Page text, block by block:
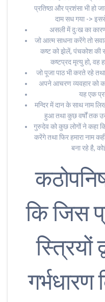
प्रतिष्ठा और प्रशंसा भी हो
दाम सध गया ->
असली में दुःख का
जो आत्म साधना करेंगे तो
कष्ट को झेलें, पंचकोश की
कष्टप्रद मृत्यु हो, वह
जो पूजा पाठ भी करते रहे
अपने आचरण व्यवहार को
यह एक
मन्दिर में दान के साथ नाम
हुआ तथा कुछ वर्षों तक
गुरुदेव को कुछ लोगों ने कहा
करेंगे तथा फिर हमारा नाम
बना रहे है,
कि जिस
स्त्रियों
गर्भधारण